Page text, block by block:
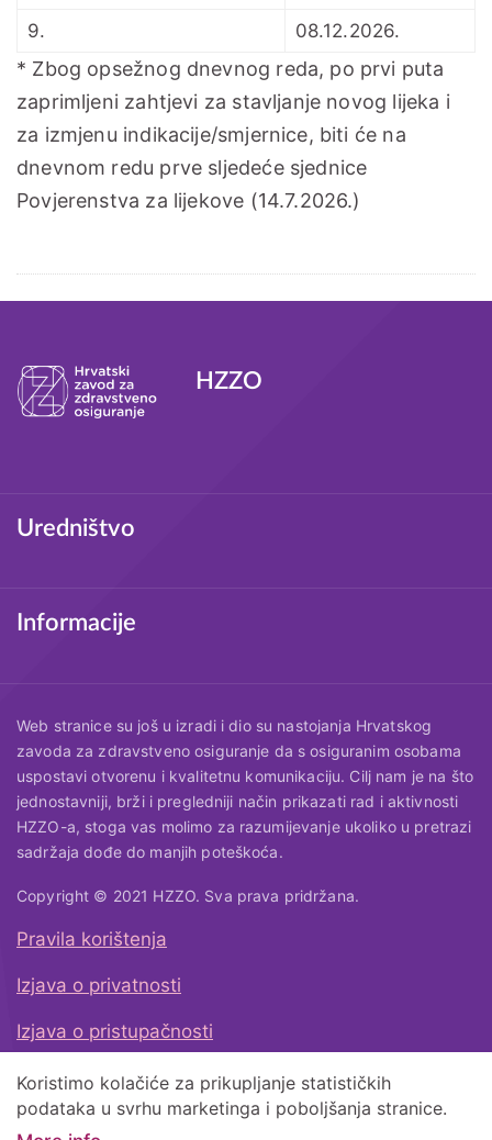
9.
08.12.2026.
* Zbog opsežnog dnevnog reda, po prvi puta
zaprimljeni zahtjevi za stavljanje novog lijeka i
za izmjenu indikacije/smjernice, biti će na
dnevnom redu prve sljedeće sjednice
Povjerenstva za lijekove (14.7.2026.)
Podnožje
HZZO
Uredništvo
Informacije
Web stranice su još u izradi i dio su nastojanja Hrvatskog
zavoda za zdravstveno osiguranje da s osiguranim osobama
uspostavi otvorenu i kvalitetnu komunikaciju. Cilj nam je na što
jednostavniji, brži i pregledniji način prikazati rad i aktivnosti
HZZO-a, stoga vas molimo za razumijevanje ukoliko u pretrazi
sadržaja dođe do manjih poteškoća.
Copyright © 2021 HZZO. Sva prava pridržana.
Natrag na vrh
Pravila korištenja
Izjava o privatnosti
Izjava o pristupačnosti
Koristimo kolačiće za prikupljanje statističkih
podataka u svrhu marketinga i poboljšanja stranice.